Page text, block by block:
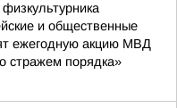
и общественные
ежегодную акцию МВД
стражем порядка»